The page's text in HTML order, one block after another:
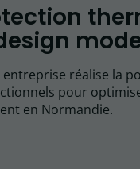
réalise la
pour
en Normandie.